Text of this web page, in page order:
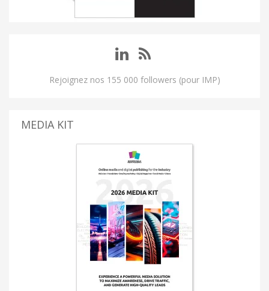
Rejoignez nos 155 000 followers (pour IMP)
MEDIA KIT